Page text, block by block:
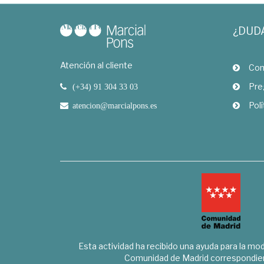
Atención al cliente
(+34) 91 304 33 03
atencion@marcialpons.es
Esta actividad ha recibido una ayuda para la
Comunidad de Madrid